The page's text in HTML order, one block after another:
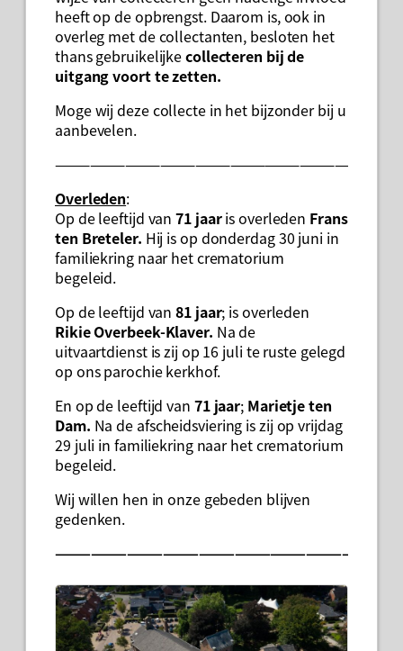
heeft op de opbrengst. Daarom is, ook in
overleg met de collectanten, besloten het
thans gebruikelijkecollecteren bij de
uitgang voort te zetten.
Moge wij deze collecte in het bijzonder bij u
aanbevelen.
——————————————————————————-
Overleden:
Op de leeftijd van71 jaaris overleden Frans
ten Breteler. Hij is op donderdag 30 juni in
familiekring naar het crematorium
begeleid.
Op de leeftijd van81 jaar; is overleden
Rikie Overbeek-Klaver. Na de
uitvaartdienst is zij op 16 juli te ruste gelegd
op ons parochie kerkhof.
En op de leeftijd van 71 jaar; Marietje ten
Dam. Na de afscheidsviering is zij op vrijdag
29 juli in familiekring naar het crematorium
begeleid.
Wij willen hen in onze gebeden blijven
gedenken.
—————————————————————————